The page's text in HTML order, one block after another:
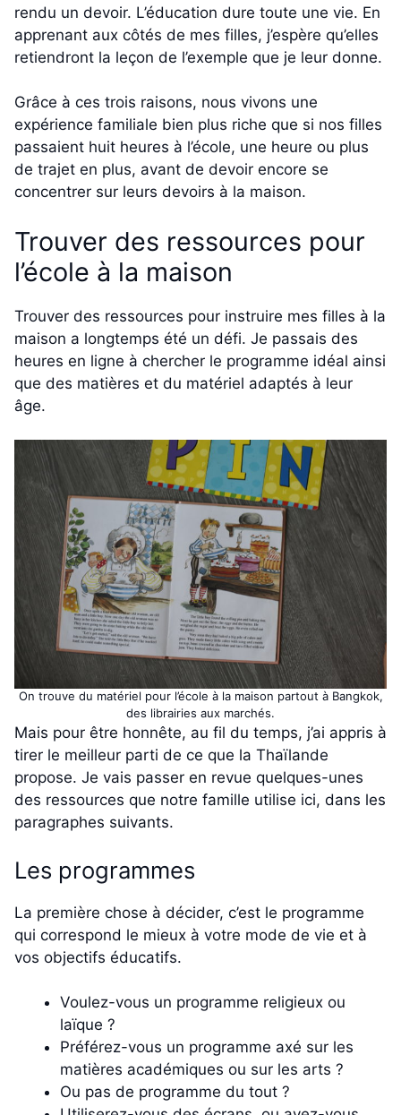
rendu un devoir. L’éducation dure toute une vie. En
apprenant aux côtés de mes filles, j’espère qu’elles
retiendront la leçon de l’exemple que je leur donne.
Grâce à ces trois raisons, nous vivons une
expérience familiale bien plus riche que si nos filles
passaient huit heures à l’école, une heure ou plus
de trajet en plus, avant de devoir encore se
concentrer sur leurs devoirs à la maison.
Trouver des ressources pour
l’école à la maison
Trouver des ressources pour instruire mes filles à la
maison a longtemps été un défi. Je passais des
heures en ligne à chercher le programme idéal ainsi
que des matières et du matériel adaptés à leur
âge.
On trouve du matériel pour l’école à la maison partout à Bangkok,
des librairies aux marchés.
Mais pour être honnête, au fil du temps, j’ai appris à
tirer le meilleur parti de ce que la Thaïlande
propose. Je vais passer en revue quelques-unes
des ressources que notre famille utilise ici, dans les
paragraphes suivants.
Les programmes
La première chose à décider, c’est le programme
qui correspond le mieux à votre mode de vie et à
vos objectifs éducatifs.
Voulez-vous un programme religieux ou
laïque ?
Préférez-vous un programme axé sur les
matières académiques ou sur les arts ?
Ou pas de programme du tout ?